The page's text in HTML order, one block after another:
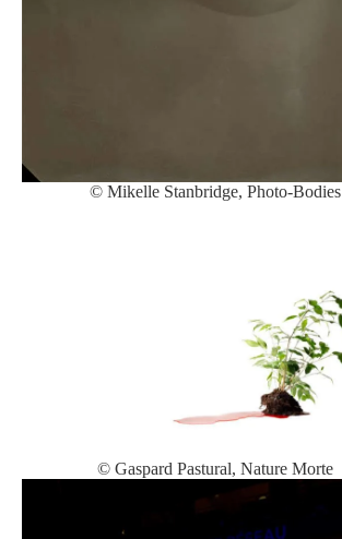
© Mikelle Stanbridge, Photo-Bodies
© Gaspard Pastural, Nature Morte